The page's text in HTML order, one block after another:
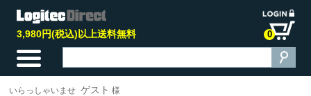
3,980円(税込)以上送料無料 0
いらっしゃいませ ゲスト 様